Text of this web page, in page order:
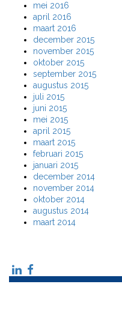
mei 2016
april 2016
maart 2016
december 2015
november 2015
oktober 2015
september 2015
augustus 2015
juli 2015
juni 2015
mei 2015
april 2015
maart 2015
februari 2015
januari 2015
december 2014
november 2014
oktober 2014
augustus 2014
maart 2014